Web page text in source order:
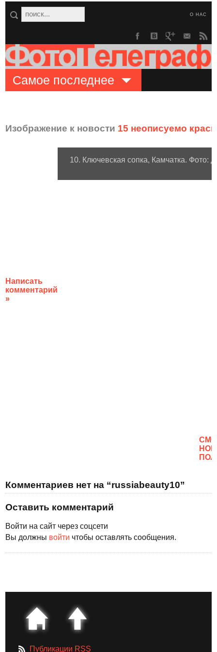
О НАС
Самое последнее
Изображение к новости 15 неописуемо
Написать
комментарий
»
10. Ключевская сопка, Камчатка. Фото:
Комментариев нет на “russiabeauty10”
Оставить комментарий
Войти на сайт через соцсети
Вы должны войти чтобы оставлять сообщения.
Публикации RSS